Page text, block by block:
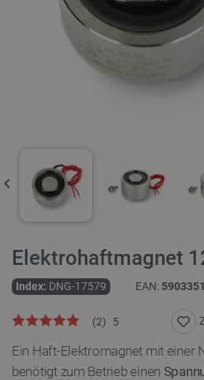
Elektrohaftmagnet
Index: DNG-17579 EAN:
5
(2)
Ein Haft-Elektromagnet mit einer
benötigt zum Betrieb einen